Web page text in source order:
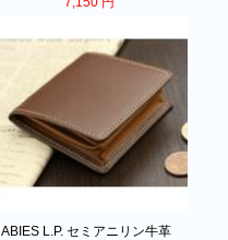
ABIES L.P. セミアニリン牛革